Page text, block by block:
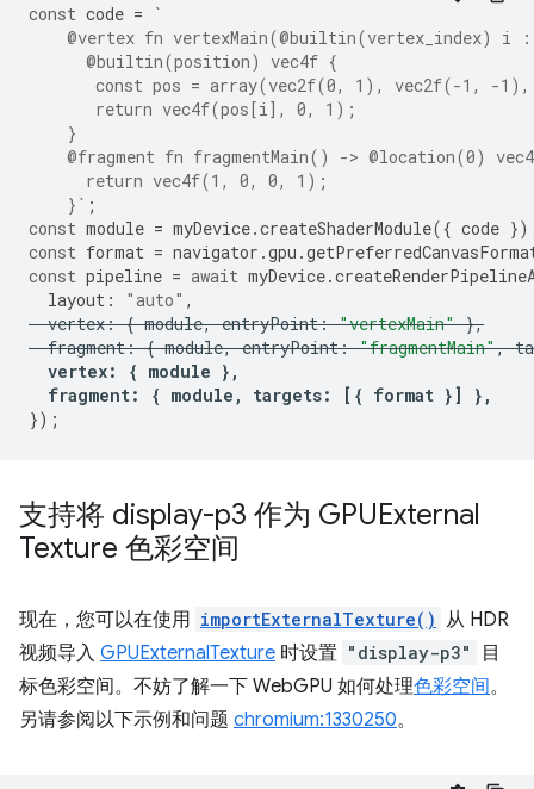
const code =
`
@vertex fn vertexMain(@builtin(vertex_index) i
      @builtin(position) vec4f {
const pos = array(vec2f(0, 1), vec2f(-1, -
       return vec4f(pos[i], 0, 1);
    }
@fragment fn fragmentMain() -> @location(0)
      return vec4f(1, 0, 0, 1);
    }`
;
const module = myDevice.createShaderModule({ code
const format = navigator .gpu .
const pipeline = await myDevice.
layout : "auto" ,
vertex: { module, entryPoint: "vertexMain" },
fragment: { module, entryPoint: "fragmentMain",
vertex: { module },
fragment: { module , targets: [{ format }]
},
});
支持将 display-p3 作为 GPUExternal
Texture 色彩空间
现在，您可以在使用 importExternalTexture() 从 HDR
视频导入 GPUExternalTexture 时设置 "display-p3"
目
标色彩空间。不妨了解一下 WebGPU 如何处理色彩空间。
另请参阅以下示例和问题 chromium:1330250。